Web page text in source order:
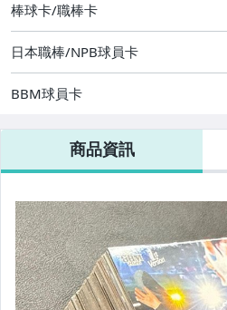
棒球卡/職棒卡
日本職棒/NPB球員卡
BBM球員卡
商品資訊